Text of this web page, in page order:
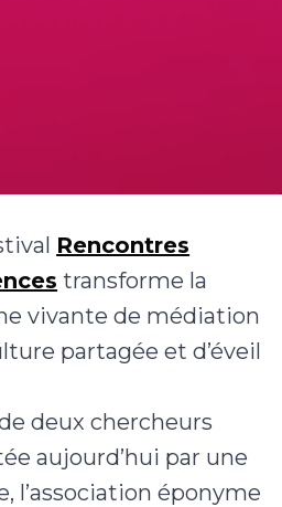
Rencontres
transforme la
vivante de médiation
partagée et d’éveil
deux chercheurs
aujourd’hui par une
l’association éponyme